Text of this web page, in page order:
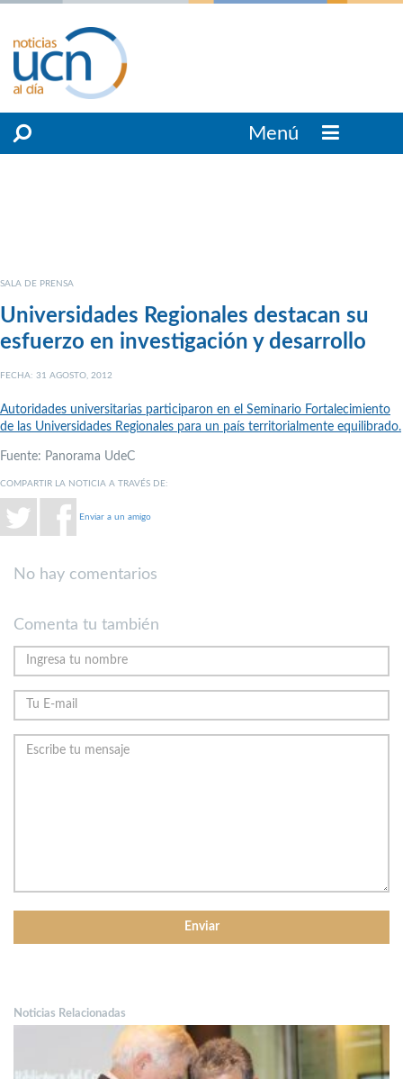
Menú
SALA DE PRENSA
Universidades Regionales destacan su
esfuerzo en investigación y desarrollo
FECHA: 31 AGOSTO, 2012
Autoridades universitarias participaron en el Seminario Fortalecimiento
de las Universidades Regionales para un país territorialmente equilibrado.
Fuente: Panorama UdeC
COMPARTIR LA NOTICIA A TRAVÉS DE:
Enviar a un amigo
No hay comentarios
Comenta tu también
Noticias Relacionadas